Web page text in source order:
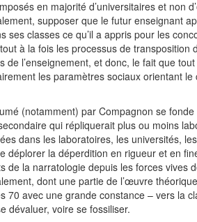
en majorité d’universitaires et non
supposer que le futur enseignant
ses classes ce qu’il a appris pour les
à la fois les processus de transposition
de l’enseignement, et donc, le fait que
les paramètres sociaux orientant le
(notamment) par Compagnon se
qui répliquerait plus ou moins
dans les laboratoires, les universités,
déplorer la déperdition en rigueur et en
de la narratologie depuis les forces vives
dont une partie de l’œuvre
70 avec une grande constance – vers la
dévaluer, voire se fossiliser.